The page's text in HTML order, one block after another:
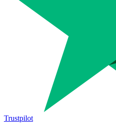
Trustpilot